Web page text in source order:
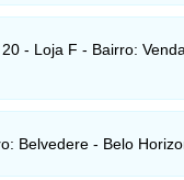
- Loja F - Bairro:
Belvedere - Belo